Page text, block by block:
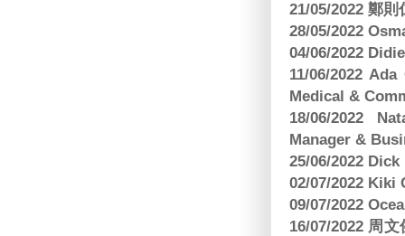
21/05/2022 鄭
28/05/2022
04/06/2022
11/06/2022
Medical &
18/06/2022
Manager &
25/06/2022
02/07/2022 Kiki
09/07/2022
16/07/2022 周